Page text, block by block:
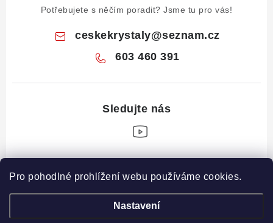
Pro pohodlné prohlížení webu používáme cookies.
Nastavení
Potřebujete s něčím poradit? Jsme tu pro vás!
ceskekrystaly@seznam.cz
603 460 391
Z
Informace pro vás
Obchodní podmínky